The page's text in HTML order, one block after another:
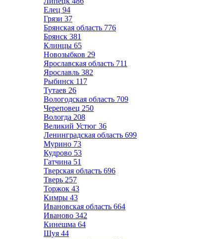
Елец 94
Грязи 37
Брянская область 776
Брянск 381
Клинцы 65
Новозыбков 29
Ярославская область 711
Ярославль 382
Рыбинск 117
Тутаев 26
Вологодская область 709
Череповец 250
Вологда 208
Великий Устюг 36
Ленинградская область 699
Мурино 73
Кудрово 53
Гатчина 51
Тверская область 696
Тверь 257
Торжок 43
Кимры 43
Ивановская область 664
Иваново 342
Кинешма 64
Шуя 44